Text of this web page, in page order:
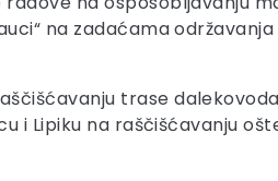
na zadaćama
trase
i Lipiku na raščišćavanju